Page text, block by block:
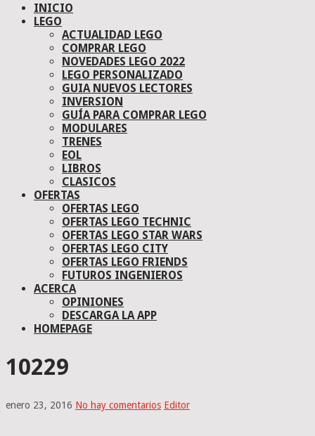
INICIO
LEGO
ACTUALIDAD LEGO
COMPRAR LEGO
NOVEDADES LEGO 2022
LEGO PERSONALIZADO
GUIA NUEVOS LECTORES
INVERSION
GUÍA PARA COMPRAR LEGO
MODULARES
TRENES
EOL
LIBROS
CLASICOS
OFERTAS
OFERTAS LEGO
OFERTAS LEGO TECHNIC
OFERTAS LEGO STAR WARS
OFERTAS LEGO CITY
OFERTAS LEGO FRIENDS
FUTUROS INGENIEROS
ACERCA
OPINIONES
DESCARGA LA APP
HOMEPAGE
10229
enero 23, 2016 No hay comentarios Editor